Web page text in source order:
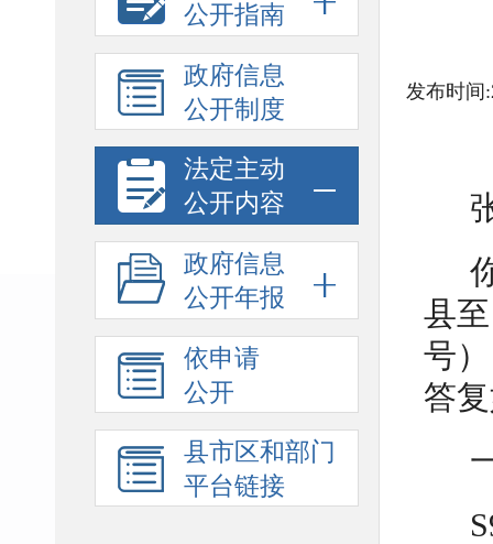
公开指南
政府信息
公开制度
法定主动
公开内容
政府信息
公开年报
依申请
公开
县市区和部门
平台链接
发布时间
县
号
答